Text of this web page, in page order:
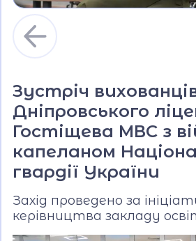
Зустріч
Дніпровського
Гостіщева МВС з
капеланом
гвардії України
Захід проведено за
керівництва закладу